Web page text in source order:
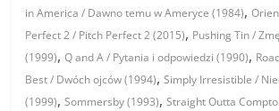
in America / Dawno temu w Ameryce (1984),
Perfect 2 / Pitch Perfect 2 (2015), Pushing Tin /
(1999),Q and A / Pytania i odpowiedzi (1990),
Best / Dwóch ojców (1994),Simply Irresistible /
(1999),Sommersby (1993),Straight Outta